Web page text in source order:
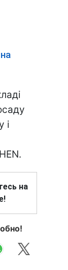
і
на